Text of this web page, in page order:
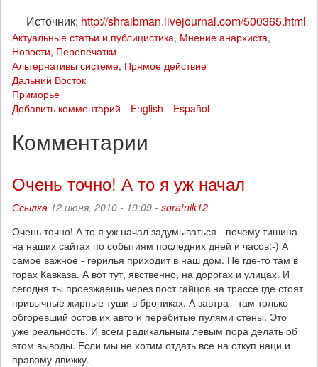
Источник: http://shraibman.livejournal.com/500365.html
Актуальные статьи и публицистика, Мнение анархиста,
Новости, Перепечатки
Альтернативы системе, Прямое действие
Дальний Восток
Приморье
Добавить комментарий
English Español
Комментарии
Очень точно! А то я уж начал
Ссылка 12 июня, 2010 - 19:09 - soratnik12
Очень точно! А то я уж начал задумываться - почему тишина
на наших сайтах по событиям последних дней и часов:-) А
самое важное - герилья приходит в наш дом. Не где-то там в
горах Кавказа. А вот тут, явственно, на дорогах и улицах. И
сегодня ты проезжаешь через пост гайцов на трассе где стоят
привычные жирные туши в брониках. А завтра - там только
обгоревший остов их авто и перебитые пулями стены. Это
уже реальность. И всем радикальным левым пора делать об
этом выводы. Если мы не хотим отдать все на откуп наци и
правому движку.